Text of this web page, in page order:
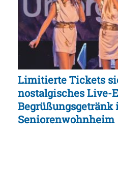
Limitierte Tickets
nostalgisches Live-
Begrüßungsgetränk
Seniorenwohnheim